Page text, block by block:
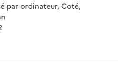
par ordinateur, Coté,